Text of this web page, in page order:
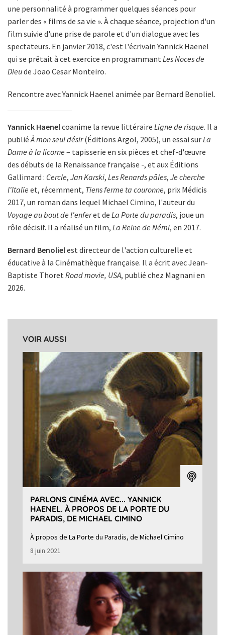
une personnalité à programmer quelques séances pour
parler des « films de sa vie ». À chaque séance, projection d'un
film suivie d'une prise de parole et d'un dialogue avec les
spectateurs. En janvier 2018, c'est l'écrivain Yannick Haenel
qui se prêtait à cet exercice en programmantLes Noces de
Dieude Joao Cesar Monteiro.
Rencontre avec Yannick Haenel animée par Bernard Benoliel.
Yannick Haenelcoanime la revue littéraire Ligne de risque. Il a
publiéÀ mon seul désir(Éditions Argol, 2005), un essai surLa
Dame à la licorne – tapisserie en six pièces et chef-d'œuvre
des débuts de la Renaissance française -, et aux Éditions
Gallimard : Cercle, Jan Karski, Les Renards pâles, Je cherche
l'Italie et, récemment, Tiens ferme ta couronne, prix Médicis
2017, un roman dans lequel Michael Cimino, l'auteur du
Voyage au bout de l'enferet de La Porte du paradis, joue un
rôle décisif. Il a réalisé un film, La Reine de Némi, en 2017.
Bernard Benolielest directeur de l'action culturelle et
éducative à la Cinémathèque française. Il a écrit avec Jean-
Baptiste ThoretRoad movie, USA, publié chez Magnani en
2026.
VOIR AUSSI
PARLONS CINÉMA AVEC... YANNICK
HAENEL. À PROPOS DE LA PORTE DU
PARADIS, DE MICHAEL CIMINO
À propos de La Porte du Paradis, de Michael Cimino
8 juin 2021